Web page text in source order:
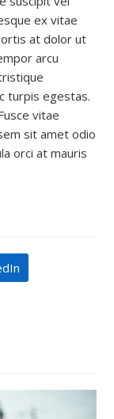
ex vitae
at dolor ut
arcu
turpis egestas.
vitae
sit amet odio
orci at mauris